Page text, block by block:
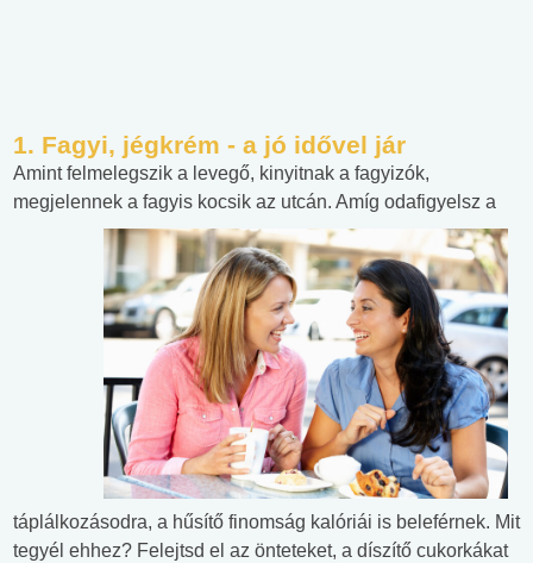
1. Fagyi, jégkrém - a jó idővel jár
Amint felmelegszik a levegő, kinyitnak a fagyizók,
megjelennek a fagyis kocsik az utcán. Amíg odafigyelsz a
táplálkozásodra, a hűsítő finomság kalóriái is beleférnek. Mit
tegyél ehhez? Felejtsd el az önteteket, a díszítő cukorkákat